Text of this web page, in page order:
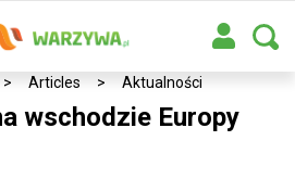
> Articles > Aktualności
wschodzie Europy